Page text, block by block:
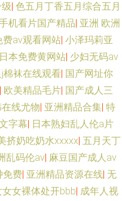
| 色五月丁香五月综合五月
机看片国产精品| 亚洲 欧洲
费av观看网站| 小泽玛莉亚
日本免费黄网站| 少妇无码av
棉袜在线观看| 国产网址你
| 欧美精品毛片| 国产成人三
线尤物| 亚洲精品合集| 特
字幕| 日本熟妇乱人伦a片
挤奶吃奶水xxxxx| 五月天丁
乱码伦av| 麻豆国产成人av
免费| 亚洲精品资源在线| 无
女裸体处开bbb| 成年人视